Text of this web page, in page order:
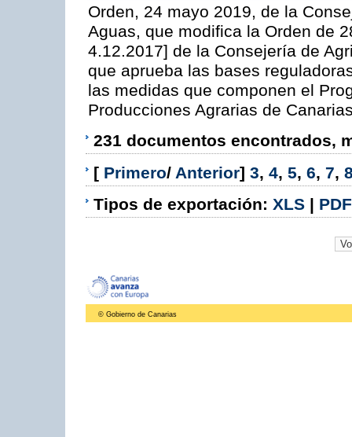
Orden, 24 mayo 2019, de la
Aguas, que modifica la Orden de
4.12.2017] de la Consejería de
que aprueba las bases
las medidas que componen el
Producciones Agrarias de
231 documentos encontrados,
[ Primero/ Anterior] 3, 4, 5, 6, 7,
Tipos de exportación: XLS | PDF
© Gobierno de Canarias